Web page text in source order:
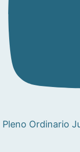
Pleno Ordinario